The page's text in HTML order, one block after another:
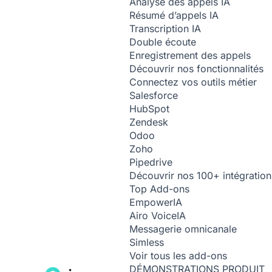
Résumé d’appels IA
Transcription IA
Double écoute
Enregistrement des appels
Découvrir nos fonctionnalités
Connectez vos outils métier
Salesforce
HubSpot
Zendesk
Odoo
Zoho
Pipedrive
Découvrir nos 100+
Top Add-ons
EmpowerIA
Airo VoiceIA
Messagerie omnicanale
Simless
Voir tous les add-ons
DÉMONSTRATIONS PRODUIT